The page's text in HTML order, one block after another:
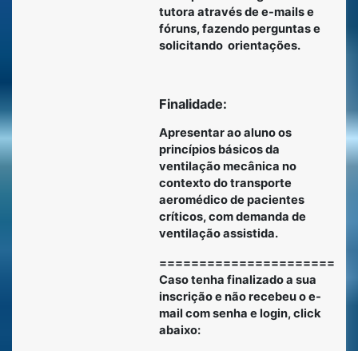
tutora através de e-mails e
fóruns, fazendo perguntas e
solicitando orientações.
Finalidade:
Apresentar ao aluno os
princípios básicos da
ventilação mecânica no
contexto do transporte
aeromédico de pacientes
críticos, com demanda de
ventilação assistida.
Caso tenha finalizado a sua
inscrição e não recebeu o e-
mail com senha e login, click
abaixo: